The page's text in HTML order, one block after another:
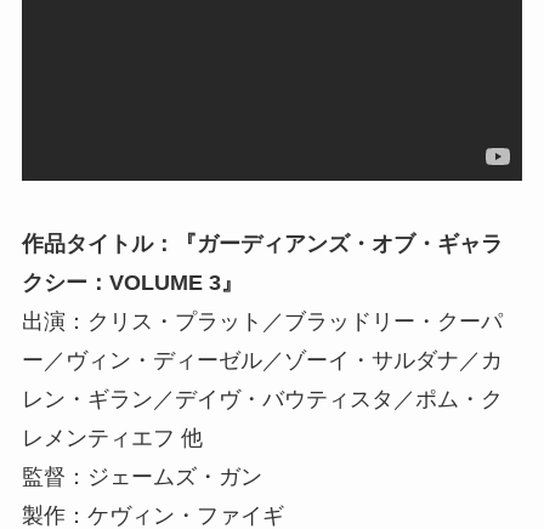
作品タイトル：『ガーディアンズ・オブ・ギャラ
クシー：VOLUME 3』
出演：クリス・プラット／ブラッドリー・クーパ
ー／ヴィン・ディーゼル／ゾーイ・サルダナ／カ
レン・ギラン／デイヴ・バウティスタ／ポム・ク
レメンティエフ 他
監督：ジェームズ・ガン
製作：ケヴィン・ファイギ